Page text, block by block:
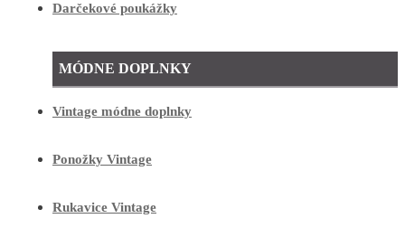
Darčekové poukážky
MÓDNE DOPLNKY
Vintage módne doplnky
Ponožky Vintage
Rukavice Vintage